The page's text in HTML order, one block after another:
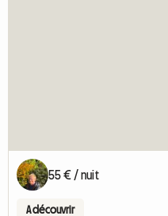
55 € / nuit
A découvrir